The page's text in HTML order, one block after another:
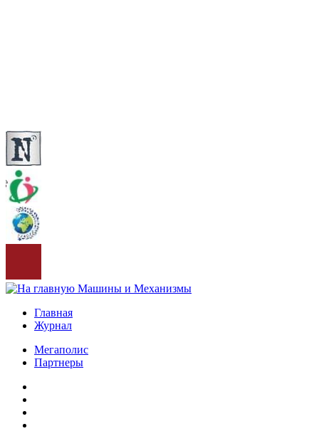
Главная
Журнал
Мегаполис
Партнеры